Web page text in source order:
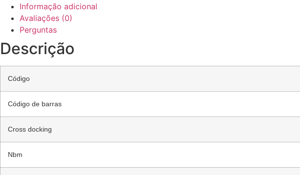
Informação adicional
Avaliações (0)
Perguntas
Descrição
Código
Código de barras
Cross docking
Nbm